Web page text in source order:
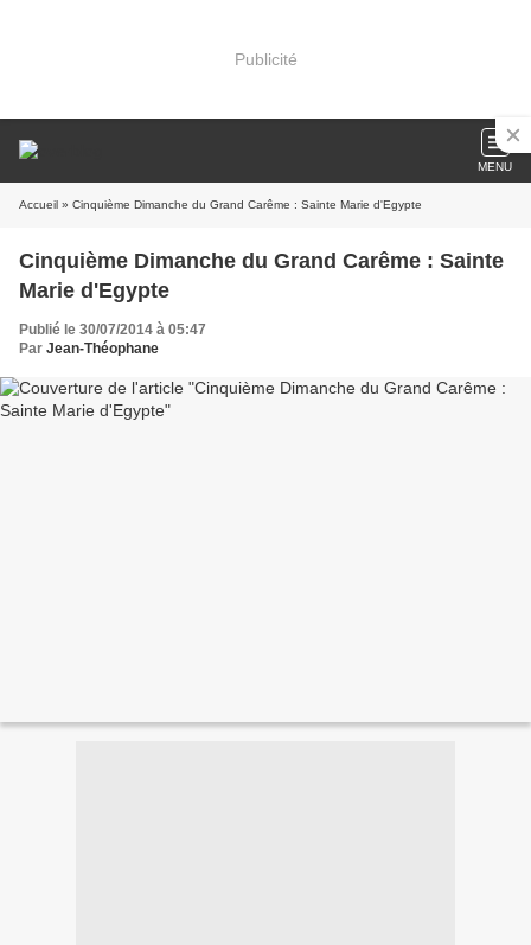
Publicité
MENU
Accueil » Cinquième Dimanche du Grand Carême : Sainte Marie d'Egypte
Cinquième Dimanche du Grand Carême : Sainte
Marie d'Egypte
Publié le 30/07/2014 à 05:47
Par Jean-Théophane